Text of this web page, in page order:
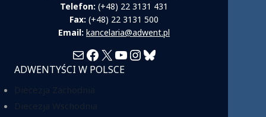
Telefon: (+48) 22 3131 431
Fax: (+48) 22 3131 500
Email: kancelaria@adwent.pl
MailFacebook
X YouTube
Instagram
Bluesky
ADWENTYŚCI W POLSCE